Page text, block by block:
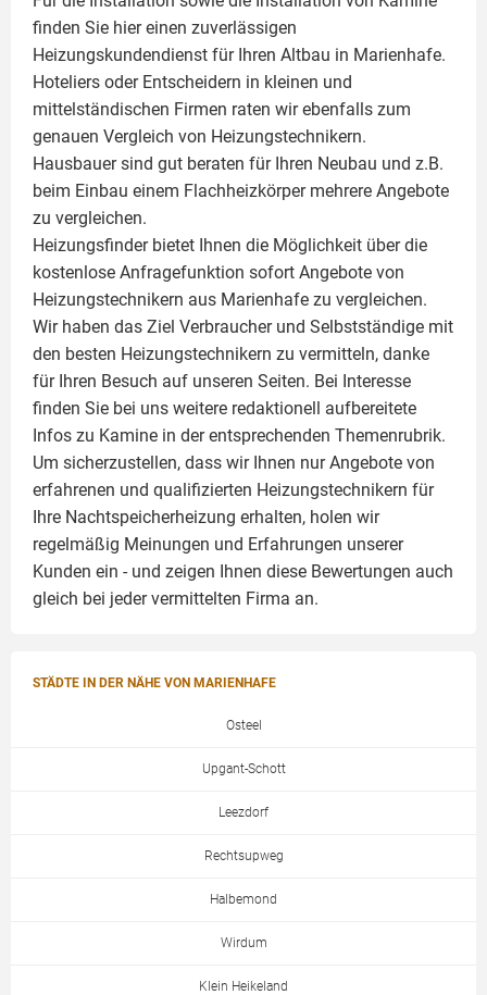
finden Sie hier einen zuverlässigen
Heizungskundendienst für Ihren Altbau in Marienhafe.
Hoteliers oder Entscheidern in kleinen und
mittelständischen Firmen raten wir ebenfalls zum
genauen Vergleich von Heizungstechnikern.
Hausbauer sind gut beraten für Ihren Neubau und z.B.
beim Einbau einem Flachheizkörpermehrere Angebote
zu vergleichen.
Heizungsfinder bietet Ihnen die Möglichkeit über die
kostenlose Anfragefunktion sofort Angebote von
Heizungstechnikern aus Marienhafe zu vergleichen.
Wir haben das Ziel Verbraucher und Selbstständige mit
den besten Heizungstechnikern zu vermitteln, danke
für Ihren Besuch auf unseren Seiten. Bei Interesse
finden Sie bei uns weitere redaktionell aufbereitete
Infos zu Kamine in der entsprechenden Themenrubrik.
Um sicherzustellen, dass wir Ihnen nur Angebote von
erfahrenen und qualifizierten Heizungstechnikern für
Ihre Nachtspeicherheizung erhalten, holen wir
regelmäßig Meinungen und Erfahrungen unserer
Kunden ein - und zeigen Ihnen diese Bewertungen auch
gleich bei jeder vermittelten Firma an.
STÄDTE IN DER NÄHE VON MARIENHAFE
Osteel
Upgant-Schott
Leezdorf
Rechtsupweg
Halbemond
Wirdum
Klein Heikeland